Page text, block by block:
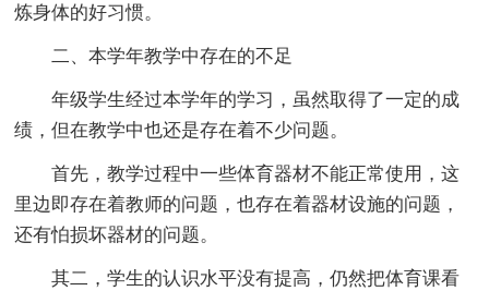
炼身体的好习惯。
二、本学年教学中存在的不足
年级学生经过本学年的学习，虽然取得了一定的成
绩，但在教学中也还是存在着不少问题。
首先，教学过程中一些体育器材不能正常使用，这
里边即存在着教师的问题，也存在着器材设施的问题，
还有怕损坏器材的问题。
其二，学生的认识水平没有提高，仍然把体育课看